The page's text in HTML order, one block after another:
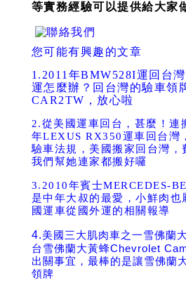
等實務經驗可以提供給大家
您可能有興趣的文章
1. 2011年BMW528I運回台
運怎麼辦？回台灣的驗車領
CAR2TW，放心啦
2.從美國運車回台，甚麼！連
年LEXUS RX350運車回台灣
驗車法規，美國搬家回台灣，
我們幫她連家都搬好囉
3. 2010年賓士MERCEDES-
是中年大叔的最愛，小鮮肉也
國運車從國外運的相關報導
4.美國三大肌肉車之一雪佛蘭
台雪佛蘭大黃蜂Chevrolet
出關事宜，最棒的是讓雪佛蘭
領牌